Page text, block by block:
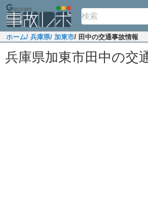
ホーム/ 兵庫県/ 加東市/ 田中の交通事故情報
兵庫県加東市田中の交